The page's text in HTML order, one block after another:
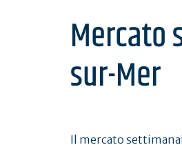
Mercato
sur-Mer
Il mercato